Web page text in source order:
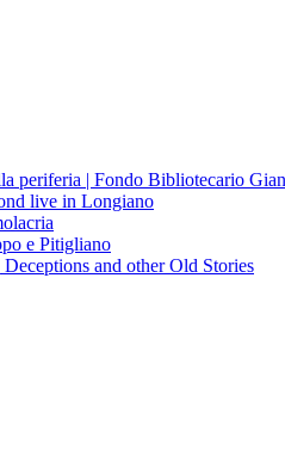
periferia | Fondo Bibliotecario
live in Longiano
e Pitigliano
and other Old Stories